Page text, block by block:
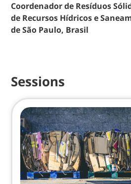
Coordenador de Resíduos
de Recursos Hídricos e
de São Paulo, Brasil
Sessions